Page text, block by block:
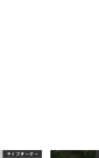
サイズオーダー